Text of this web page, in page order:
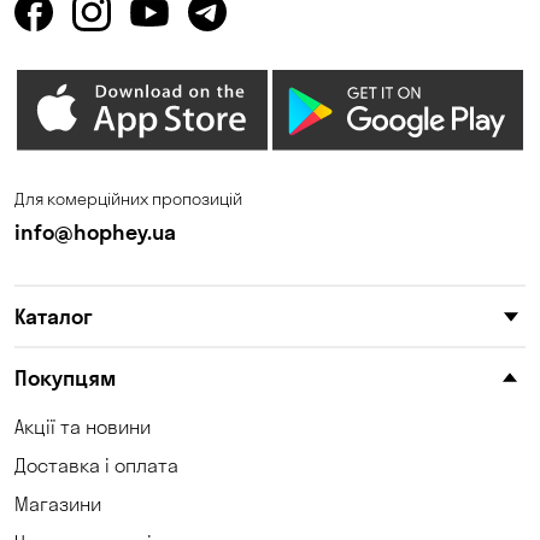
Горішні Плавні
Зазим’є Запоріжжя
Кам'яні Потоки
Котівка
Кошари
Для комерційних пропозицій
info@hophey.ua
Каталог
Покупцям
Акції та новини
Доставка і оплата
Магазини